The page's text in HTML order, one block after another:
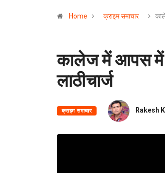
Home क्राइम समाचार
कालेज में आपस में
लाठीचार्ज
क्राइम समाचार Rakesh